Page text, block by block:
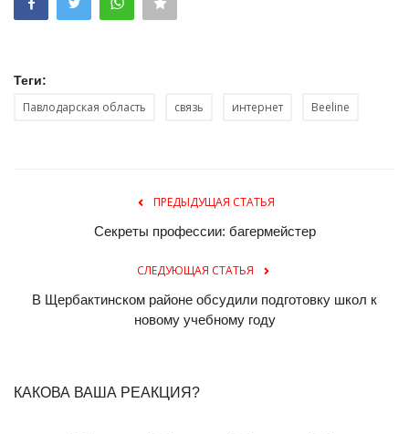
Теги:
Павлодарская область связь интернет Beeline
ПРЕДЫДУЩАЯ СТАТЬЯ
Секреты профессии: багермейстер
СЛЕДУЮЩАЯ СТАТЬЯ
В Щербактинском районе обсудили подготовку школ к
новому учебному году
КАКОВА ВАША РЕАКЦИЯ?